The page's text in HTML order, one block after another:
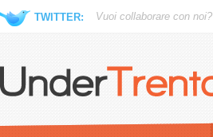
TWITTER: Vuoi collaborare con noi?